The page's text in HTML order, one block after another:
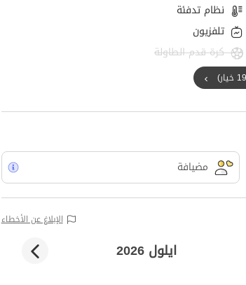
نظام تدفئة
تلفزيون
كرة قدم الطاولة
مضيافة
الإبلاغ عن الأخطاء
ايلول 2026